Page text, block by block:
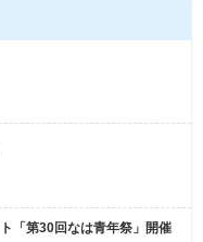
「第30回なは青年祭」開催